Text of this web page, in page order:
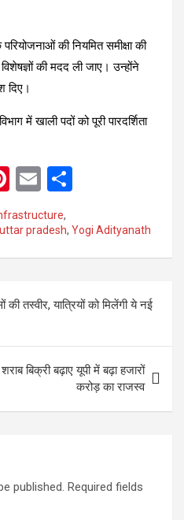
की नियमित समीक्षा की
की मदद ली जाए। उन्होंने
दिए।
में खाली पदों को पूरी पारदर्शिता
Pi
nt
er
es
E
m
ail ar
e
,
uttar pradesh, Yogi Adityanath
तस्वीर, यात्रियों को मिलेंगी ये नई
बिक्री बढ़ाए यूपी में बढ़ा हजारों
करोड़ का राजस्व
published. Required fields